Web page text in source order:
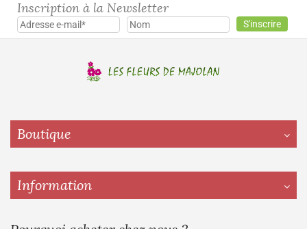
Inscription à la Newsletter
Boutique
Information